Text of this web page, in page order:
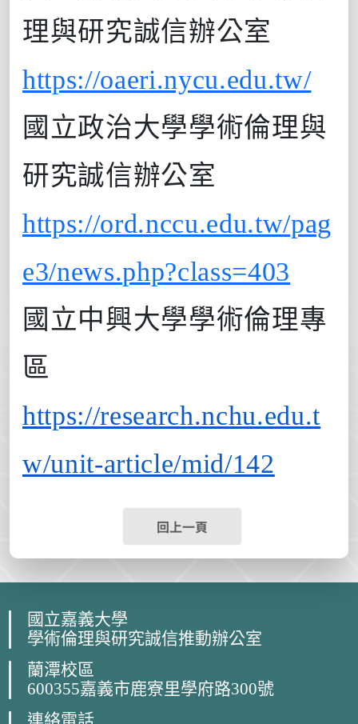
理與研究誠信辦公室
https://oaeri.nycu.edu.tw/
國立政治大學學術倫理與
研究誠信辦公室
https://ord.nccu.edu.tw/pag
e3/news.php?class=403
國立中興大學學術倫理專
區
https://research.nchu.edu.t
w/unit-article/mid/142
回上一頁
國立嘉義大學
學術倫理與研究誠信推動辦公室
蘭潭校區
600355嘉義市鹿寮里學府路300號
連絡電話